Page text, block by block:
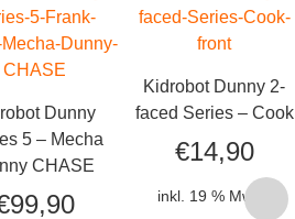
Dunny
5 – Mecha
CHASE
99,90
Kidrobot Dunny 2-
faced Series – Cook
€14,90
inkl. 19 % MwSt.